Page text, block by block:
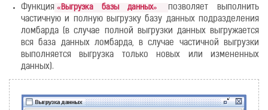
Функция «Выгрузка базы данных»
позволяет выполнить
частичную и полную выгрузку базу данных подразделения
ломбарда (в случае полной выгрузки данных выгружается
вся база данных ломбарда, в случае частичной выгрузки
выполняется выгрузка только новых или измененных
данных).